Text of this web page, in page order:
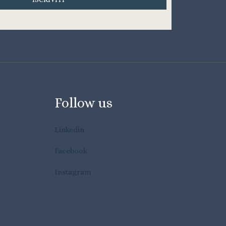
Follow us
Linkedin
Facebook
Instagram